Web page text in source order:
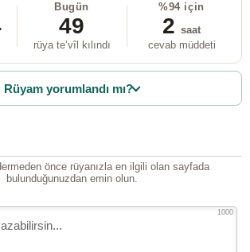
Bugün
49
rüya te’vîl kılındı
%94 için
2 saat
cevab müddeti
Rüyam yorumlandı mı?
önce rüyanızla en ilgili olan sayfada
bulunduğunuzdan emin olun.
1000